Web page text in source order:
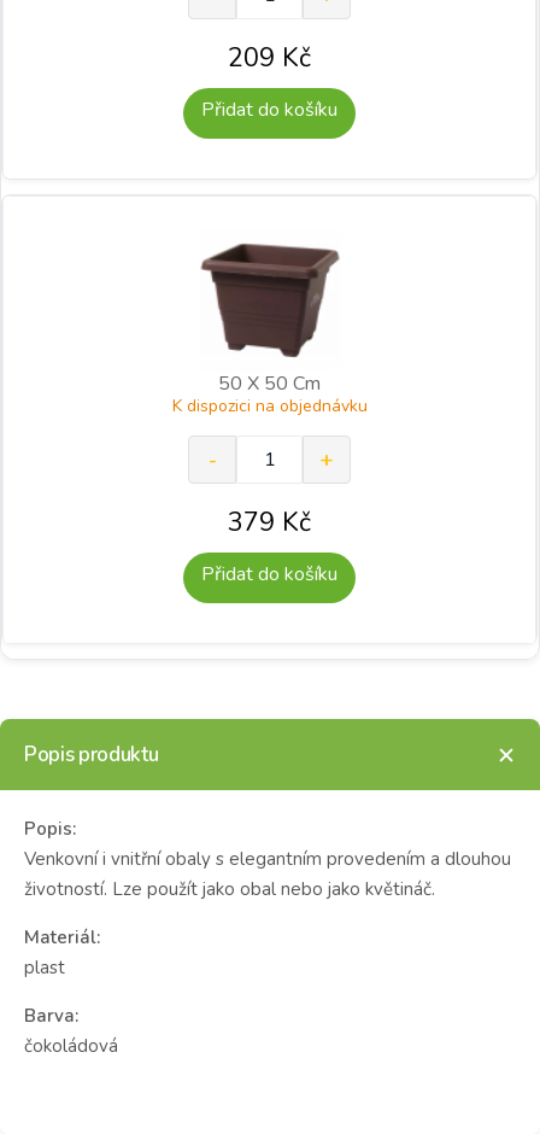
209 Kč
Přidat do košíku
50 X 50 Cm
K dispozici na objednávku
379 Kč
Přidat do košíku
Popis produktu
Popis:
Venkovní i vnitřní obaly s elegantním provedením a dlouhou
životností. Lze použít jako obal nebo jako květináč.
Materiál:
plast
Barva:
čokoládová